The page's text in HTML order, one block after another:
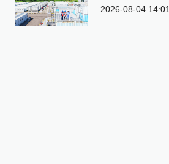
2026-08-04 14:01